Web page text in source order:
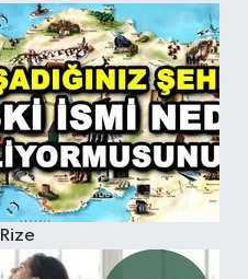
Rize